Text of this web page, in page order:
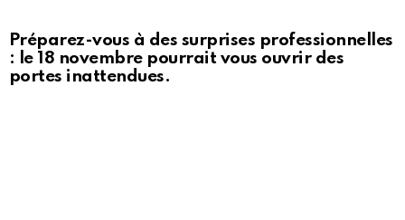
Préparez-vous à des surprises professionnelles
: le 18 novembre pourrait vous ouvrir des
portes inattendues.